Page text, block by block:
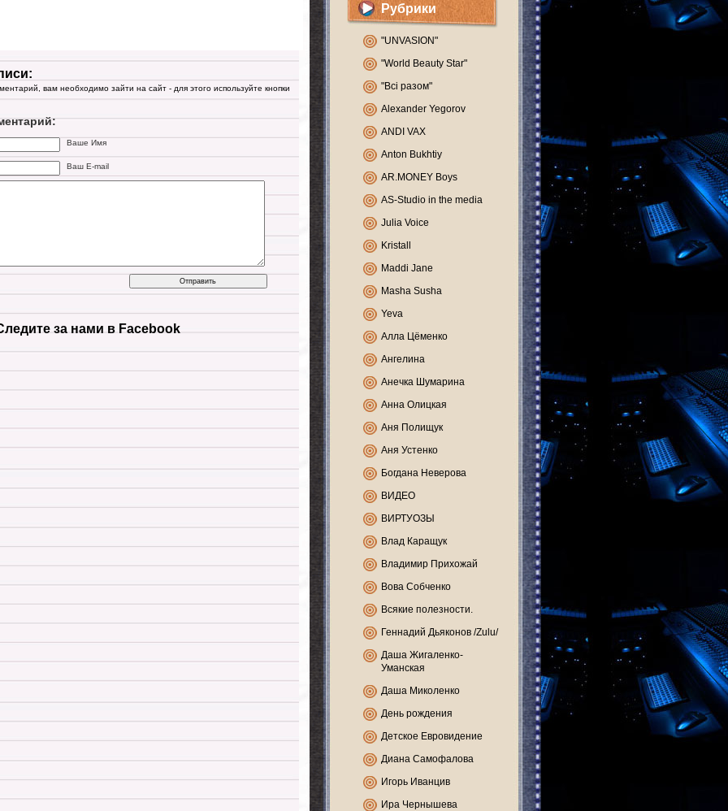
вам необходимо зайти на сайт - для этого используйте кнопки
Ваше Имя
Ваш E-mail
за нами в Facebook
Рубрики
"UNVASION"
"World Beauty Star"
"Всі разом"
Alexander Yegorov
ANDI VAX
Anton Bukhtiy
AR.MONEY Boys
AS-Studio in the media
Julia Voice
Kristall
Maddi Jane
Masha Susha
Yeva
Алла Цёменко
Ангелина
Анечка Шумарина
Анна Олицкая
Аня Полищук
Аня Устенко
Богдана Неверова
ВИДЕО
ВИРТУОЗЫ
Влад Каращук
Владимир Прихожай
Вова Собченко
Всякие полезности.
Геннадий Дьяконов /Zulu/
Даша Жигаленко-
Уманская
Даша Миколенко
День рождения
Детское Евровидение
Диана Самофалова
Игорь Иванцив
Ира Чернышева